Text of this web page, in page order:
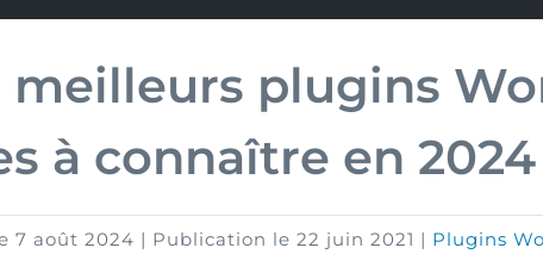
meilleurs plugins
à connaître en 2024
7 août 2024 | Publication le 22 juin 2021 | Plugins